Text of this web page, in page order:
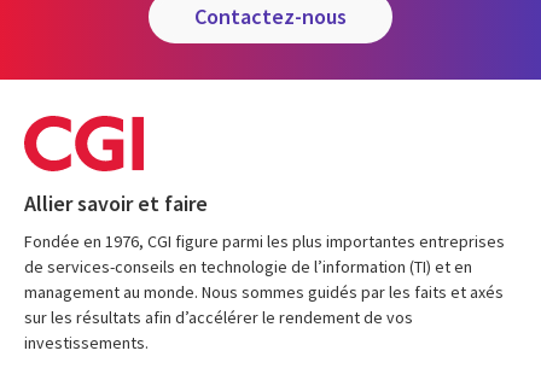
contactez-nous
Allier savoir et faire
Fondée en 1976, CGI figure parmi les plus importantes entreprises
de services-conseils en technologie de l’information (TI) et en
management au monde. Nous sommes guidés par les faits et axés
sur les résultats afin d’accélérer le rendement de vos
investissements.